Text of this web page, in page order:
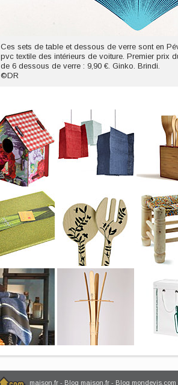
Ces sets de table et dessous de verre sont en
pvc textile des intérieurs de voiture. Premier prix
de 6 dessous de verre : 9,90 €. Ginko. Brindi.
©DR
maison.fr - Blog maison.fr - Blog mondevis.com